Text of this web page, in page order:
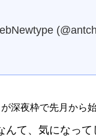
が深夜枠で先月から
て、気になって